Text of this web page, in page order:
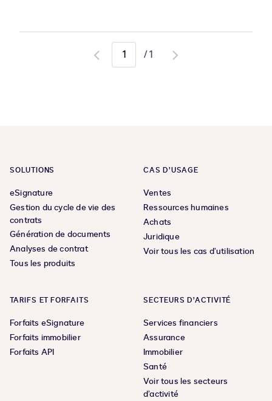
Go
/1
Go
SOLUTIONS
eSignature
Gestion du cycle de vie des
contrats
Génération de documents
Analyses de contrat
Tous les produits
CAS D’USAGE
Ventes
Ressources humaines
Achats
Juridique
Voir tous les cas d’utilisation
TARIFS ET FORFAITS
Forfaits eSignature
Forfaits immobilier
Forfaits API
SECTEURS D’ACTIVITÉ
Services financiers
Assurance
Immobilier
Santé
Voir tous les secteurs
d’activité